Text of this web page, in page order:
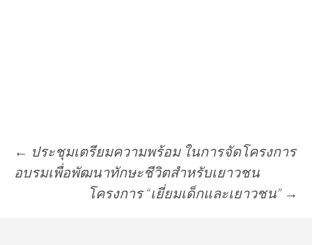
← ประชุมเตรียมความพร้อม ในการจัดโครงการ
อบรมเพื่อพัฒนาทักษะชีวิตสำหรับเยาวชน
โครงการ “เยี่ยมเด็กและเยาวชน” →